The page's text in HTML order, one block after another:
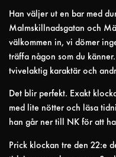
Han väljer ut en bar med
Malmskillnadsgatan och
välkommen in, vi dömer
träffa någon som du
tvivelaktig karaktär och
Det blir perfekt. Exakt
med lite nötter och läsa
han går ner till NK för att
Prick klockan tre den 22:e